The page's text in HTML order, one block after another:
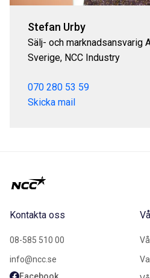
Stefan Urby
Sälj- och marknadsansvarig
Sverige, NCC Industry
070 280 53 59
Skicka mail
Kontakta oss
08-585 510 00
info@ncc.se
Facebook